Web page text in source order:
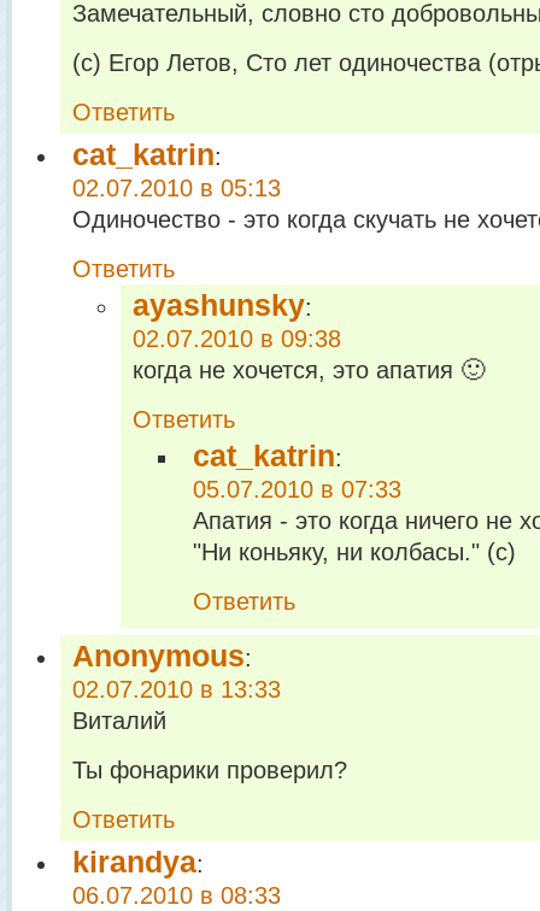
Замечательный, словно сто
(c) Егор Летов, Сто лет одиночества
Ответить
cat_katrin:
02.07.2010 в 05:13
Одиночество - это когда скучать не
Ответить
ayashunsky:
02.07.2010 в 09:38
когда не хочется, это апатия 🙂
Ответить
cat_katrin:
05.07.2010 в 07:33
Апатия - это когда ничего не
"Ни коньяку, ни колбасы." (с)
Ответить
Anonymous:
02.07.2010 в 13:33
Виталий
Ты фонарики проверил?
Ответить
kirandya:
06.07.2010 в 08:33